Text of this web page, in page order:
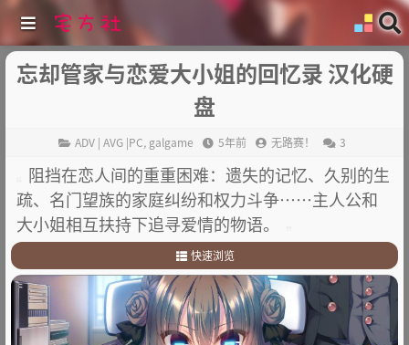
忘却管家与恋爱大小姐的回忆录 汉化硬
盘
ADV | AVG |PC, galgame 5年前 无路赛！ 3
阻挡在恋人间的重重困难：遗失的记忆、久别的生
疏、名门望族的家庭纠纷和权力斗争……主人公和
大小姐相互扶持下追寻爱情的物语。
快速浏览
1.故事简介：
.其他